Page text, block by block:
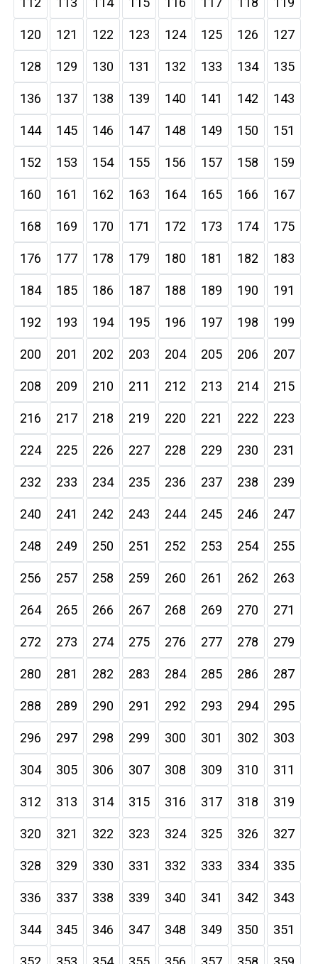
120 121 122 123 124 125 126 127
128 129 130 131 132 133 134 135
136 137 138 139 140 141 142 143
144 145 146 147 148 149 150 151
152 153 154 155 156 157 158 159
160 161 162 163 164 165 166 167
168 169 170 171 172 173 174 175
176 177 178 179 180 181 182 183
184 185 186 187 188 189 190 191
192 193 194 195 196 197 198 199
200 201 202 203 204 205 206 207
208 209 210 211 212 213 214 215
216 217 218 219 220 221 222 223
224 225 226 227 228 229 230 231
232 233 234 235 236 237 238 239
240 241 242 243 244 245 246 247
248 249 250 251 252 253 254 255
256 257 258 259 260 261 262 263
264 265 266 267 268 269 270 271
272 273 274 275 276 277 278 279
280 281 282 283 284 285 286 287
288 289 290 291 292 293 294 295
296 297 298 299 300 301 302 303
304 305 306 307 308 309 310 311
312 313 314 315 316 317 318 319
320 321 322 323 324 325 326 327
328 329 330 331 332 333 334 335
336 337 338 339 340 341 342 343
344 345 346 347 348 349 350 351